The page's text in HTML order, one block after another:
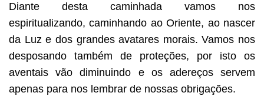
Diante desta caminhada vamos nos
espiritualizando, caminhando ao Oriente, ao nascer
da Luz e dos grandes avatares morais. Vamos nos
desposando também de proteções, por isto os
aventais vão diminuindo e os adereços servem
apenas para nos lembrar de nossas obrigações.